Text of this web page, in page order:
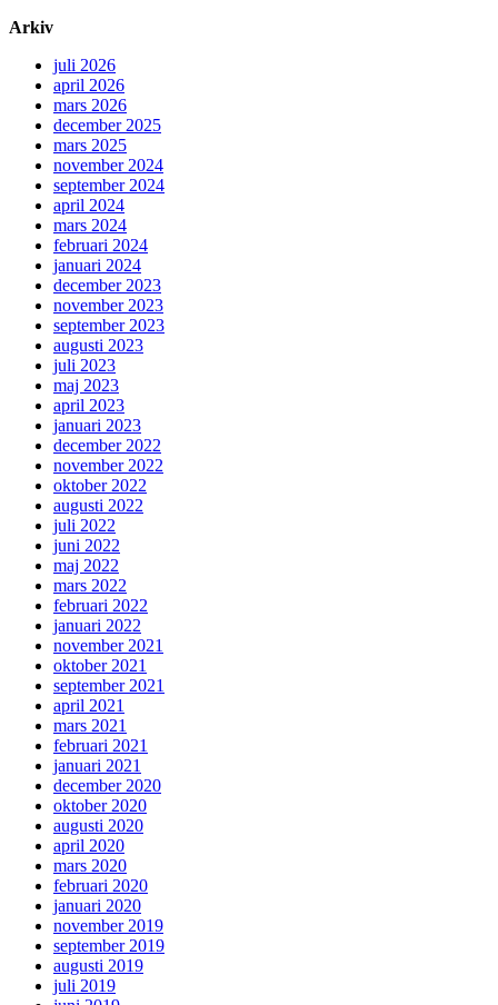
Arkiv
juli 2026
april 2026
mars 2026
december 2025
mars 2025
november 2024
september 2024
april 2024
mars 2024
februari 2024
januari 2024
december 2023
november 2023
september 2023
augusti 2023
juli 2023
maj 2023
april 2023
januari 2023
december 2022
november 2022
oktober 2022
augusti 2022
juli 2022
juni 2022
maj 2022
mars 2022
februari 2022
januari 2022
november 2021
oktober 2021
september 2021
april 2021
mars 2021
februari 2021
januari 2021
december 2020
oktober 2020
augusti 2020
april 2020
mars 2020
februari 2020
januari 2020
november 2019
september 2019
augusti 2019
juli 2019